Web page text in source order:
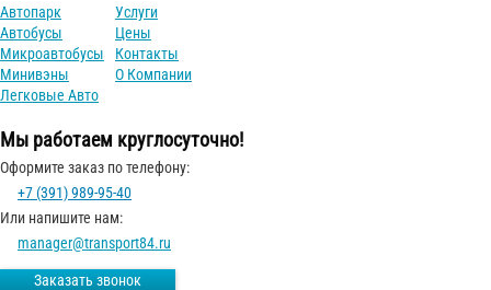
Автопарк
Автобусы
Микроавтобусы
Минивэны
Легковые Авто
Услуги
Цены
Контакты
О Компании
Мы работаем круглосуточно!
Оформите заказ по телефону:
+7 (391) 989-95-40
Или напишите нам:
manager@transport84.ru
Заказать звонок